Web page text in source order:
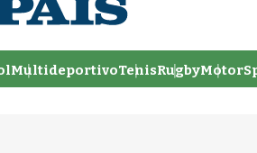
MultideportivoTenisRugby